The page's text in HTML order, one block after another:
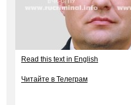
Read this text in English
Читайте в Телеграм